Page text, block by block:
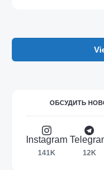
ОБСУДИТЬ
Instagram
141K 12K